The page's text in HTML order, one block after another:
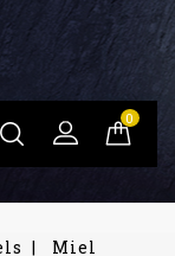
0
Miel